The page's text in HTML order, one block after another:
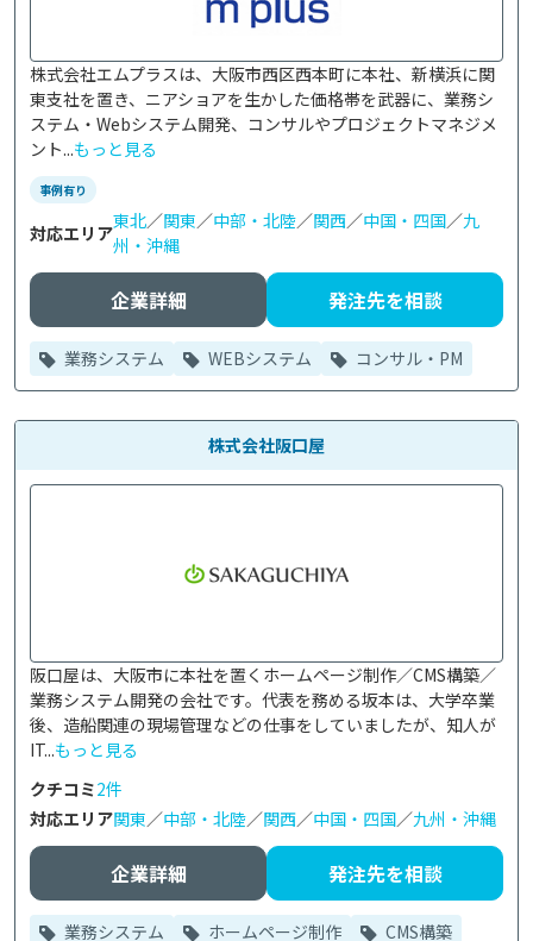
株式会社エムプラスは、大阪市西区西本町に本社、新横浜に関
東支社を置き、ニアショアを生かした価格帯を武器に、業務シ
ステム・Webシステム開発、コンサルやプロジェクトマネジメ
ント...もっと見る
事例有り
対応エリア
東北／関東／中部・北陸／関西／中国・四国／九
州・沖縄
企業詳細 発注先を相談
業務システム WEBシステム コンサル・PM
株式会社阪口屋
阪口屋は、大阪市に本社を置くホームページ制作／CMS構築／
業務システム開発の会社です。代表を務める坂本は、大学卒業
後、造船関連の現場管理などの仕事をしていましたが、知人が
IT...もっと見る
クチコミ2件
対応エリア関東／中部・北陸／関西／中国・四国／九州・沖縄
企業詳細 発注先を相談
業務システム ホームページ制作 CMS構築